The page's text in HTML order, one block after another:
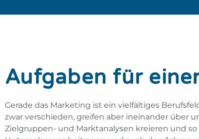
Aufgaben für
Gerade das Marketing ist ein vielfältiges
zwar verschieden, greifen aber ineinander über
Zielgruppen- und Marktanalysen kreieren und